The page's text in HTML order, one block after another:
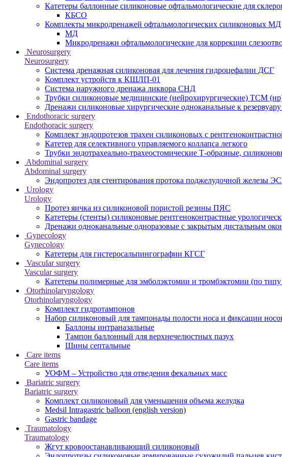
Катетеры баллонные силиконовые офтальмологические для
КБСО
Комплекты микродренажей офтальмологических силиконовых МД
МД
Микродренажи офтальмологические для коррекции
Neurosurgery
Neurosurgery
Система дренажная силиконовая для лечения гидроцефалии ДСГ
Комплект устройств к КШЛП-01
Система наружного дренажа ликвора СНД
Трубки силиконовые медицинские (нейрохирургические) ТСМ
Дренажи силиконовые хирургические одноканальные к
Endothoracic surgery
Endothoracic surgery
Комплект эндопротезов трахеи силиконовых с
Катетер для селективного управляемого коллапса легкого
Трубки эндотрахеально-трахеостомические Т-образные,
Abdominal surgery
Abdominal surgery
Эндопротез для стентирования протока поджелудочной железы
Urology
Urology
Протез яичка из силиконовой пористой резины ПЯС
Катетеры (стенты) силиконовые рентгеноконтрастные
Дренажи одноканальные одноразовые с закрытым дистальным
Gynecology
Gynecology
Катетеры для гистеросальпингографии КГСГ
Vascular surgery
Vascular surgery
Катетеры полимерные для эмболэктомии и тромбэктомии (по
Otorhinolaryngology
Otorhinolaryngology
Комплект гидротампонов
Набор силиконовый для тампонады полости носа и фиксации
Баллоны интраназальные
Тампон баллонный для верхнечелюстных пазух
Шины септальные
Care items
Care items
УОФМ – Устройство для отведения фекальных масс
Bariatric surgery
Bariatric surgery
Комплект силиконовый для уменьшения объема желудка
Medsil Intragastric balloon (english version)
Gastric bandage
Traumatology
Traumatology
Жгут кровоостанавливающий силиконовый